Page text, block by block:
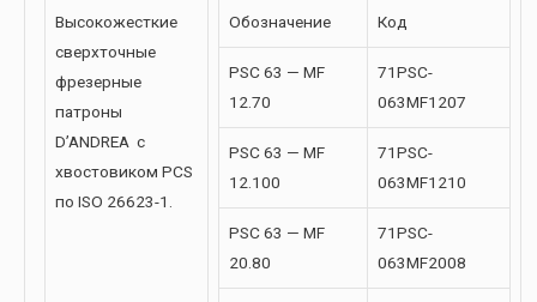
Высокожесткие
сверхточные
фрезерные
патроны
D’ANDREA с
хвостовиком PCS
по ISO 26623-1.
Обозначение Код
PSC 63 — MF
12.70
71PSC-
063MF1207
PSC 63 — MF
12.100
71PSC-
063MF1210
PSC 63 — MF
20.80
71PSC-
063MF2008